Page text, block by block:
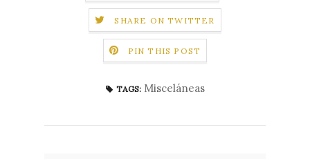
SHARE ON TWITTER
PIN THIS POST
TAGS: Misceláneas